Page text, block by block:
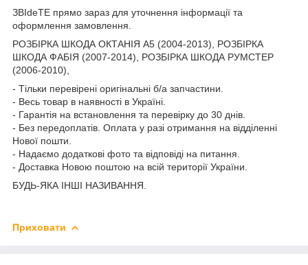
ЗВІdeТЕ прямо зараз для уточнення інформації та
оформлення замовлення.
РОЗБІРКА ШКОДА ОКТАНІЯ A5 (2004-2013), РОЗБІРКА
ШКОДА ФАБІЯ (2007-2014), РОЗБІРКА ШКОДА РУМСТЕР
(2006-2010),
- Тільки перевірені оригінальні б/а запчастини.
- Весь товар в наявності в Україні.
- Гарантія на встановлення та перевірку до 30 днів.
- Без передоплатів. Оплата у разі отримання на відділенні
Нової пошти.
- Надаємо додаткові фото та відповіді на питання.
- Доставка Новою поштою на всій території України.
БУДЬ-ЯКА ІНШІ НАЗИВАННЯ.
Приховати